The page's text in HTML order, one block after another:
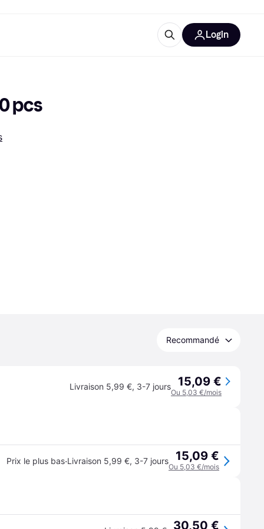
Login
pcs
Recommandé
Livraison 5,99 €, 3-7 jours 15,09 €
Ou 5,03 €/mois
Prix le plus bas·Livraison 5,99 €, 3-7 jours 15,09 €
Ou 5,03 €/mois
30,50 €